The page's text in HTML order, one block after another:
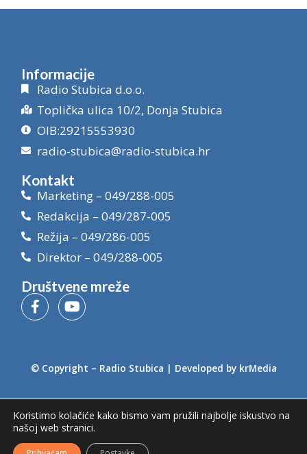
Informacije
Radio Stubica d.o.o.
Toplička ulica 10/2, Donja Stubica
OIB:29215553930
radio-stubica@radio-stubica.hr
Kontakt
Marketing – 049/288-005
Redakcija – 049/287-005
Režija – 049/286-005
Direktor – 049/288-005
Društvene mreže
© Copyright – Radio Stubica | Developed by krMedia
Koristimo kolačiće kako bismo vam pružili najbolje iskustvo na
našoj web stranici.